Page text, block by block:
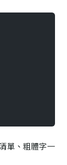
單、粗體字一